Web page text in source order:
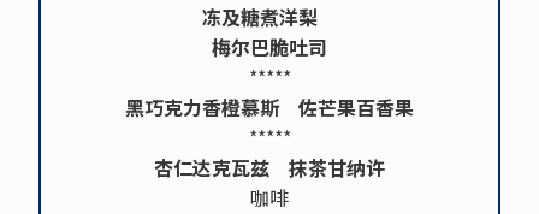
冻及糖煮洋梨
梅尔巴脆吐司
*****
黑巧克力香橙慕斯 佐芒果百香果
*****
杏仁达克瓦兹 抹茶甘纳许
咖啡